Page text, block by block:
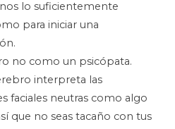
lo suficientemente
para iniciar una
no como un psicópata.
interpreta las
faciales neutras como algo
que no seas tacaño con tus